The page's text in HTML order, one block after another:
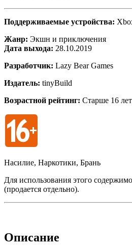
Поддерживаемые устройства:
Жанр: Экшн и приключения
Дата выхода: 28.10.2019
Разработчик: Lazy Bear Games
Издатель: tinyBuild
Возрастной рейтинг: Старше 16 лет
Насилие, Наркотики, Брань
Для использования этого
(продается отдельно).
Описание